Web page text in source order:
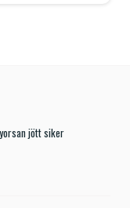
jött siker